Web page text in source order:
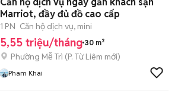
Marriot, đầy đủ đồ cao cấp
1 PN Căn hộ dịch vụ, mini
5,55 triệu/tháng 30 m²
Phường Mễ Trì (P. Từ Liêm mới)
Pham Khai